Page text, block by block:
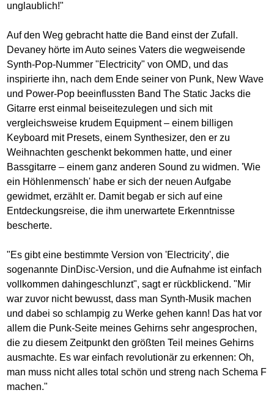
unglaublich!"
Auf den Weg gebracht hatte die Band einst der Zufall.
Devaney hörte im Auto seines Vaters die wegweisende
Synth-Pop-Nummer "Electricity" von OMD, und das
inspirierte ihn, nach dem Ende seiner von Punk, New Wave
und Power-Pop beeinflussten Band The Static Jacks die
Gitarre erst einmal beiseitezulegen und sich mit
vergleichsweise krudem Equipment – einem billigen
Keyboard mit Presets, einem Synthesizer, den er zu
Weihnachten geschenkt bekommen hatte, und einer
Bassgitarre – einem ganz anderen Sound zu widmen. 'Wie
ein Höhlenmensch' habe er sich der neuen Aufgabe
gewidmet, erzählt er. Damit begab er sich auf eine
Entdeckungsreise, die ihm unerwartete Erkenntnisse
bescherte.
"Es gibt eine bestimmte Version von 'Electricity', die
sogenannte DinDisc-Version, und die Aufnahme ist einfach
vollkommen dahingeschlunzt", sagt er rückblickend. "Mir
war zuvor nicht bewusst, dass man Synth-Musik machen
und dabei so schlampig zu Werke gehen kann! Das hat vor
allem die Punk-Seite meines Gehirns sehr angesprochen,
die zu diesem Zeitpunkt den größten Teil meines Gehirns
ausmachte. Es war einfach revolutionär zu erkennen: Oh,
man muss nicht alles total schön und streng nach Schema F
machen."